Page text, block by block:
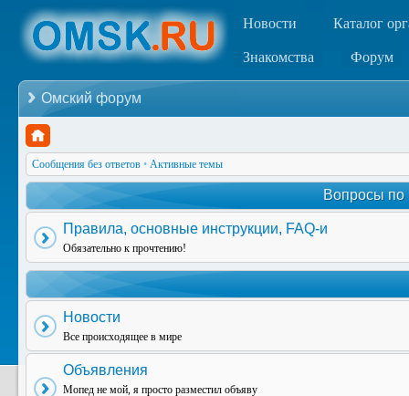
Новости Каталог
Знакомства Форум
Омский форум
Сообщения без ответов • Активные темы
Вопросы по
Правила, основные инструкции, FAQ-и
Обязательно к прочтению!
Новости
Все происходящее в мире
Объявления
Мопед не мой, я просто разместил объяву